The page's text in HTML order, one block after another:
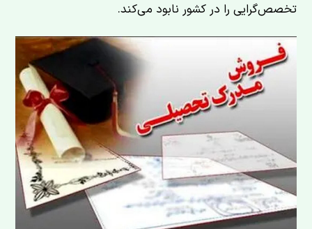
تخصص‌گرایی را در کشور نابود می‌کند.